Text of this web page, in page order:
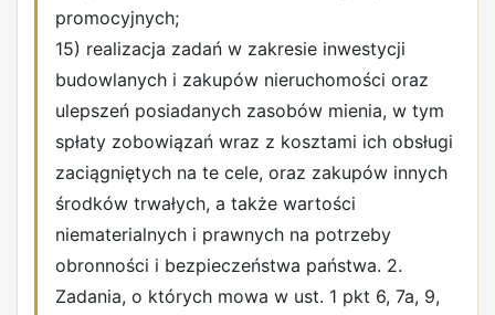
promocyjnych;
15) realizacja zadań w zakresie inwestycji
budowlanych i zakupów nieruchomości oraz
ulepszeń posiadanych zasobów mienia, w tym
spłaty zobowiązań wraz z kosztami ich obsługi
zaciągniętych na te cele, oraz zakupów innych
środków trwałych, a także wartości
niematerialnych i prawnych na potrzeby
obronności i bezpieczeństwa państwa. 2.
Zadania, o których mowa w ust. 1 pkt 6, 7a, 9,